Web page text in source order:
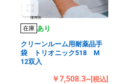
在庫 あり
クリーンルーム用耐薬品手
袋 トリオニック518 M
12双入
￥7,508.3~[税込]